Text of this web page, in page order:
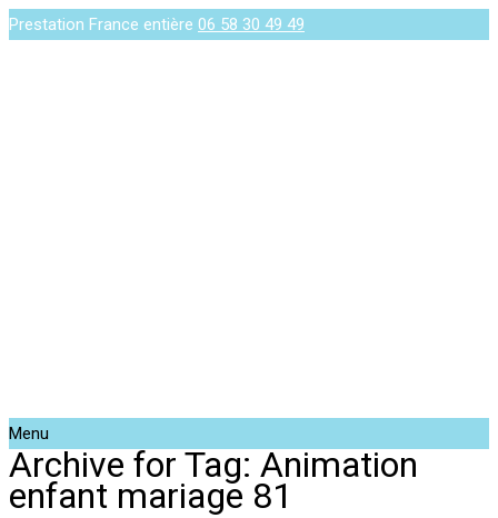
Prestation France entière 06 58 30 49 49
Menu
Archive for Tag: Animation
enfant mariage 81